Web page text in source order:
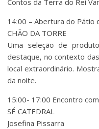
Contos da Terra do Rei
14:00 – Abertura do Pátio
CHÃO DA TORRE
Uma seleção de
destaque, no contexto
local extraordinário.
da noite.
15:00- 17:00 Encontro
SÉ CATEDRAL
Josefina Pissarra